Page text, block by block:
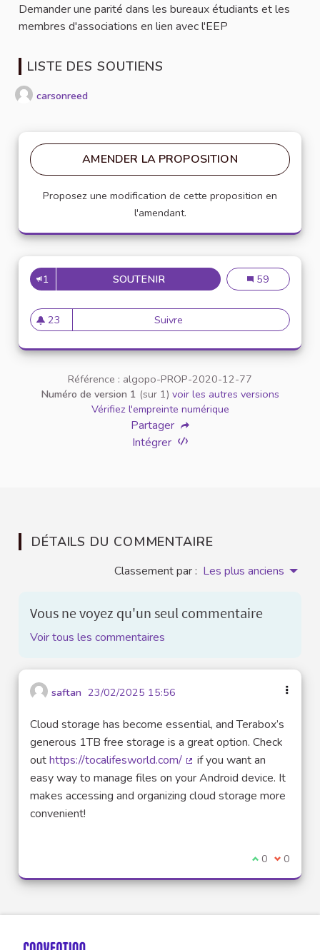
Demander une parité dans les bureaux étudiants et les
membres d'associations en lien avec l'EEP
LISTE DES SOUTIENS
carsonreed
AMENDER LA PROPOSITION
Proposez une modification de cette proposition en
l'amendant.
1 SOUTENIRPARITÉ HOMMES FEMMES
Parité hommes
59
23
23 abonnés
Suivre Parité hommes femmes
Référence : algopo-PROP-2020-12-77
Numéro de version 1 (sur 1) voir les autres versions
Vérifiez l'empreinte numérique
Partager
Intégrer
DÉTAILS DU COMMENTAIRE
Classement par : Les plus anciens
Vous ne voyez qu'un seul commentaire
Voir tous les commentaires
saftan 23/02/2025 15:56
Cloud storage has become essential, and Terabox’s
generous 1TB free storage is a great option. Check
outhttps://tocalifesworld.com/
(Lien externe)
if you want an
easy way to manage files on your Android device. It
makes accessing and organizing cloud storage more
convenient!
Je suis
0 Je ne
0